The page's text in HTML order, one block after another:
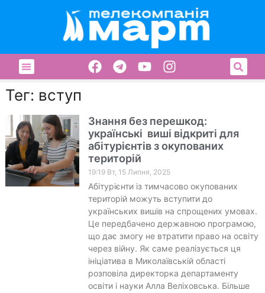
Тег: вступ
Знання без перешкод:
українські виші відкриті для
абітурієнтів з окупованих
територій
19:19 Вт, 15 Липня, 2025
Абітурієнти із тимчасово окупованих
територій можуть вступити до
українських вишів на спрощених умовах.
Це передбачено державною програмою,
що дає змогу не втратити право на освіту
через війну. Як саме реалізується ця
ініціатива в Миколаївській області
розповіла директорка департаменту
освіти і науки Алла Веліховська. Більше